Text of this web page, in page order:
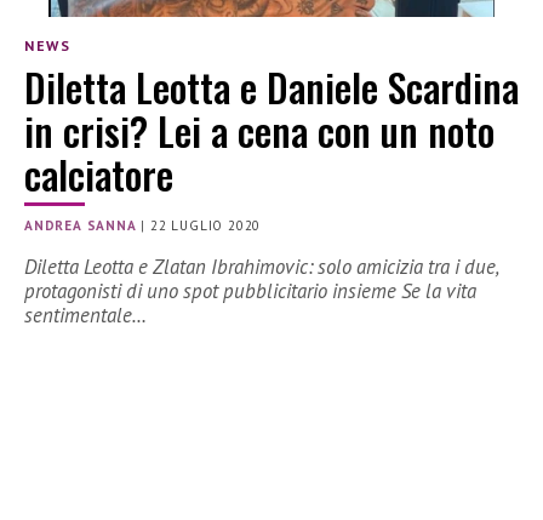
NEWS
Diletta Leotta e Daniele Scardina
in crisi? Lei a cena con un noto
calciatore
ANDREA SANNA |22 LUGLIO 2020
Diletta Leotta e Zlatan Ibrahimovic: solo amicizia tra i due,
protagonisti di uno spot pubblicitario insieme Se la vita
sentimentale…